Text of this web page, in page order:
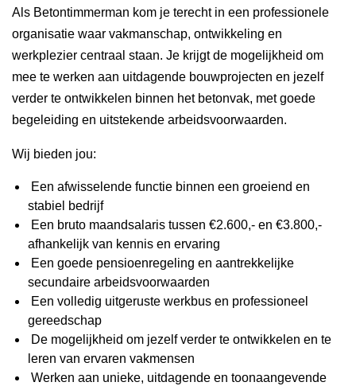
Als Betontimmerman kom je terecht in een professionele
organisatie waar vakmanschap, ontwikkeling en
werkplezier centraal staan. Je krijgt de mogelijkheid om
mee te werken aan uitdagende bouwprojecten en jezelf
verder te ontwikkelen binnen het betonvak, met goede
begeleiding en uitstekende arbeidsvoorwaarden.
Wij bieden jou:
Een afwisselende functie binnen een groeiend en
stabiel bedrijf
Een bruto maandsalaris tussen €2.600,- en €3.800,-
afhankelijk van kennis en ervaring
Een goede pensioenregeling en aantrekkelijke
secundaire arbeidsvoorwaarden
Een volledig uitgeruste werkbus en professioneel
gereedschap
De mogelijkheid om jezelf verder te ontwikkelen en te
leren van ervaren vakmensen
Werken aan unieke, uitdagende en toonaangevende